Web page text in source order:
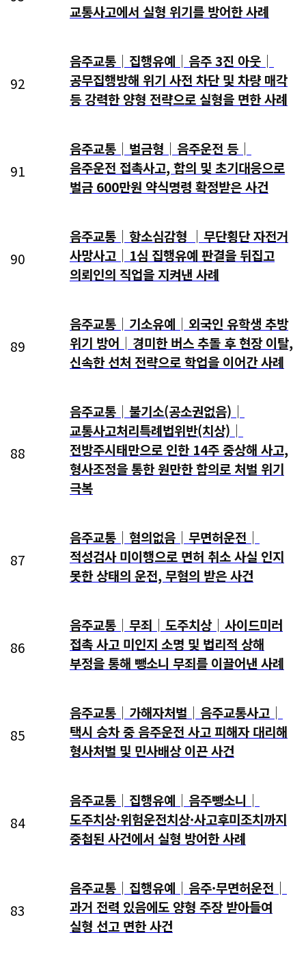
교통사고에서 실형 위기를 방어한 사례
92
음주교통│집행유예│음주 3진 아웃│
공무집행방해 위기 사전 차단 및 차량 매각
등 강력한 양형 전략으로 실형을 면한 사례
91
음주교통│벌금형│음주운전 등│
음주운전 접촉사고, 합의 및 초기대응으로
벌금 600만원 약식명령 확정받은 사건
90
음주교통│항소심감형 │무단횡단 자전거
사망사고│1심 집행유예 판결을 뒤집고
의뢰인의 직업을 지켜낸 사례
89
음주교통│기소유예│외국인 유학생 추방
위기 방어│경미한 버스 추돌 후 현장 이탈,
신속한 선처 전략으로 학업을 이어간 사례
88
음주교통│불기소(공소권없음)│
교통사고처리특례법위반(치상)│
전방주시태만으로 인한 14주 중상해 사고,
형사조정을 통한 원만한 합의로 처벌 위기
극복
87
음주교통│혐의없음│무면허운전│
적성검사 미이행으로 면허 취소 사실 인지
못한 상태의 운전, 무혐의 받은 사건
86
음주교통│무죄│도주치상│사이드미러
접촉 사고 미인지 소명 및 법리적 상해
부정을 통해 뺑소니 무죄를 이끌어낸 사례
85
음주교통│가해자처벌│음주교통사고│
택시 승차 중 음주운전 사고 피해자 대리해
형사처벌 및 민사배상 이끈 사건
84
음주교통│집행유예│음주뺑소니│
도주치상·위험운전치상·사고후미조치까지
중첩된 사건에서 실형 방어한 사례
83
음주교통│집행유예│음주·무면허운전│
과거 전력 있음에도 양형 주장 받아들여
실형 선고 면한 사건